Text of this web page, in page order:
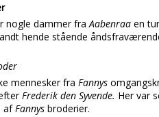
nogle dammer fraAabenraa en
hende stående
mennesker fra Fannys
Frederik den Syvende. Her var
afFannys broderier.